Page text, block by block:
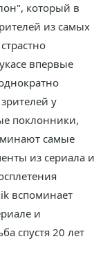
который в
из самых
впервые
у
поклонники,
самые
из сериала и
вспоминает
и
спустя 20 лет